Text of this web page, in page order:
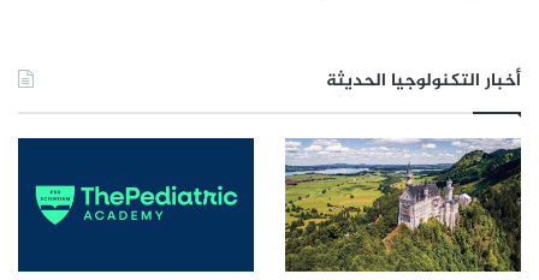
أخبار التكنولوجيا الحديثة